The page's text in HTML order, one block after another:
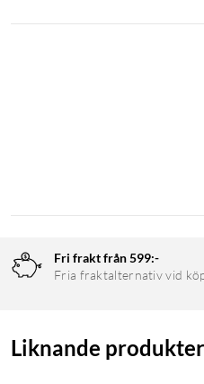
Fri frakt från 599:-
Fria fraktalternativ vid
Liknande produkter